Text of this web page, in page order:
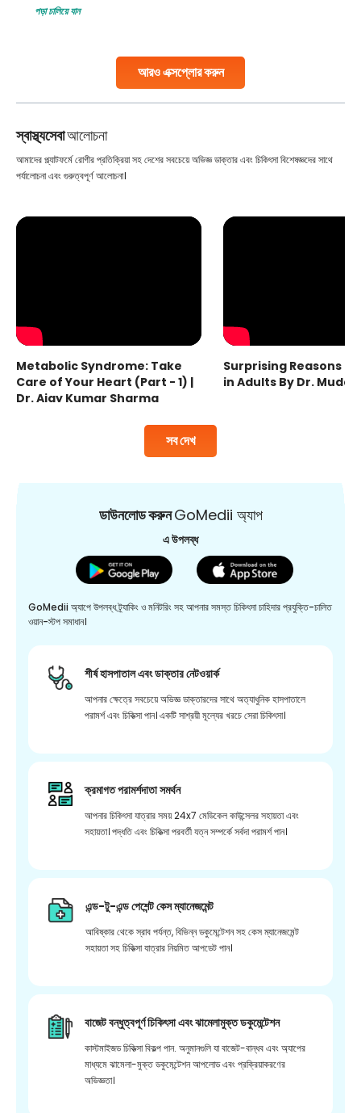
আরও এক্সপ্লোর করুন
make all the difference. India has some of the world’s
পড়া চালিয়ে যান
স্বাস্থ্যসেবাআলোচনা
সব দেখ
আমাদের প্ল্যাটফর্মে রোগীর প্রতিক্রিয়া সহ দেশের সবচেয়ে অভিজ্ঞ ডাক্তার এবং চিকিৎসা বিশেষজ্ঞদের সাথে
পর্যালোচনা এবং গুরুত্বপূর্ণ আলোচনা।
Metabolic Syndrome: Take
Care of Your Heart (Part - 1) |
Dr. Ajay Kumar Sharma
Surprising Reasons
in Adults By Dr.
ডাউনলোড করুনGoMedii অ্যাপ
এ উপলব্ধ
GoMedii অ্যাপে উপলব্ধ ট্র্যাকিং ও মনিটরিং সহ আপনার সমস্ত চিকিৎসা চাহিদার প্রযুক্তি-চালিত
ওয়ান-স্টপ সমাধান।
শীর্ষ হাসপাতাল এবং ডাক্তার নেটওয়ার্ক
আপনার ক্ষেত্রে সবচেয়ে অভিজ্ঞ ডাক্তারদের সাথে অত্যাধুনিক হাসপাতালে
পরামর্শ এবং চিকিত্সা পান। একটি সাশ্রয়ী মূল্যের খরচে সেরা চিকিৎসা।
ক্রমাগত পরামর্শদাতা সমর্থন
আপনার চিকিৎসা যাত্রার সময় 24x7 মেডিকেল কাউন্সেলর সহায়তা এবং
সহায়তা। পদ্ধতি এবং চিকিত্সা পরবর্তী যত্ন সম্পর্কে সর্বদা পরামর্শ পান।
এন্ড-টু-এন্ড পেশেন্ট কেস ম্যানেজমেন্ট
আবিষ্কার থেকে স্রাব পর্যন্ত, বিভিন্ন ডকুমেন্টেশন সহ কেস ম্যানেজমেন্ট
সহায়তা সহ চিকিত্সা যাত্রার নিয়মিত আপডেট পান।
বাজেট বন্ধুত্বপূর্ণ চিকিৎসা এবং ঝামেলামুক্ত ডকুমেন্টেশন
কাস্টমাইজড চিকিত্সা বিকল্প পান. অনুমানগুলি যা বাজেট-বান্ধব এবং অ্যাপের
মাধ্যমে ঝামেলা-মুক্ত ডকুমেন্টেশন আপলোড এবং প্রক্রিয়াকরণের
অভিজ্ঞতা।